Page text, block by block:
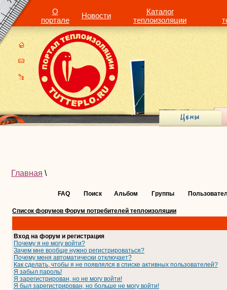
О
портале
Новости
Каталог
теплоизоляции
Главная \
FAQ Поиск Альбом Группы
Список форумов Форум потребителей теплоизоляции
Вход на форум и регистрация
Почему я не могу войти?
Зачем мне вообще нужно регистрироваться?
Почему меня автоматически отключает?
Как сделать, чтобы я не появлялся в списке активных пользователей?
Я забыл пароль!
Я зарегистрирован, но не могу войти!
Я был зарегистрирован, но больше не могу войти!